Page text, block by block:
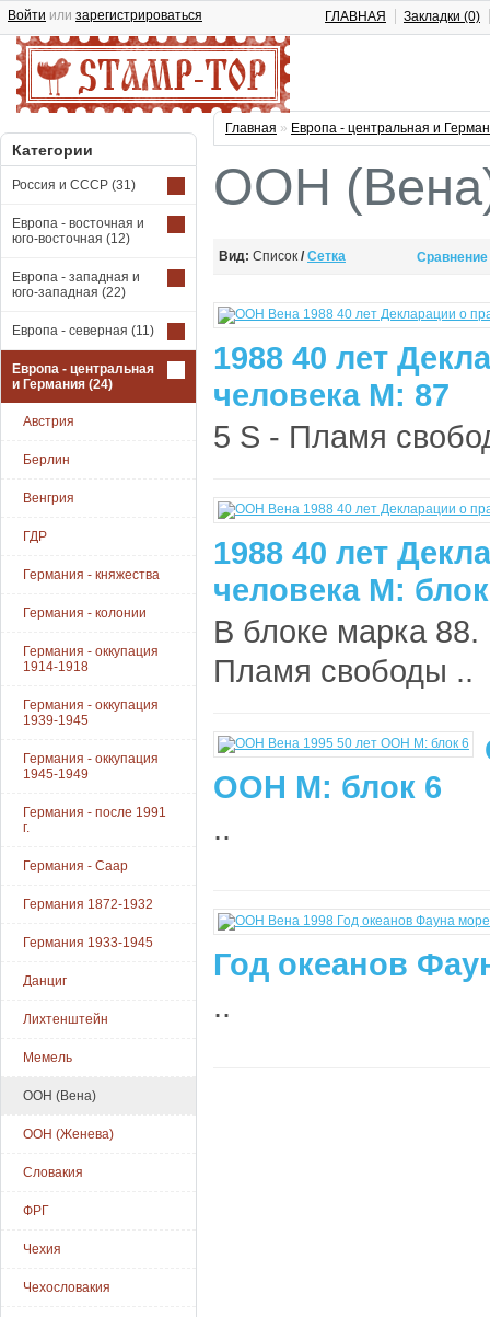
Войти или зарегистрироваться ГЛАВНАЯ Закладки (0)
Категории
Россия и СССР (31)
Европа - восточная и
юго-восточная (12)
Европа - западная и
юго-западная (22)
Европа - северная (11)
Европа - центральная
и Германия (24)
Австрия
Берлин
Венгрия
ГДР
Германия - княжества
Германия - колонии
Германия - оккупация
1914-1918
Германия - оккупация
1939-1945
Германия - оккупация
1945-1949
Германия - после 1991
г.
Германия - Саар
Германия 1872-1932
Германия 1933-1945
Данциг
Лихтенштейн
Мемель
ООН (Вена)
ООН (Женева)
Словакия
ФРГ
Чехия
Чехословакия
Главная » Европа - центральная и
ООН
Вид: Список / Сетка Сравнение
1988 40 лет
человека М: 87
5 S - Пламя
1988 40 лет
человека М:
В блоке марка 88.
Пламя свободы ..
ООН М: блок 6
..
Год океанов
..